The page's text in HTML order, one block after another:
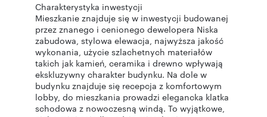
Charakterystyka inwestycji
Mieszkanie znajduje się w inwestycji budowanej
przez znanego i cenionego dewelopera Niska
zabudowa, stylowa elewacja, najwyższa jakość
wykonania, użycie szlachetnych materiałów
takich jak kamień, ceramika i drewno wpływają
ekskluzywny charakter budynku. Na dole w
budynku znajduje się recepcja z komfortowym
lobby, do mieszkania prowadzi elegancka klatka
schodowa z nowoczesną windą. To wyjątkowe,